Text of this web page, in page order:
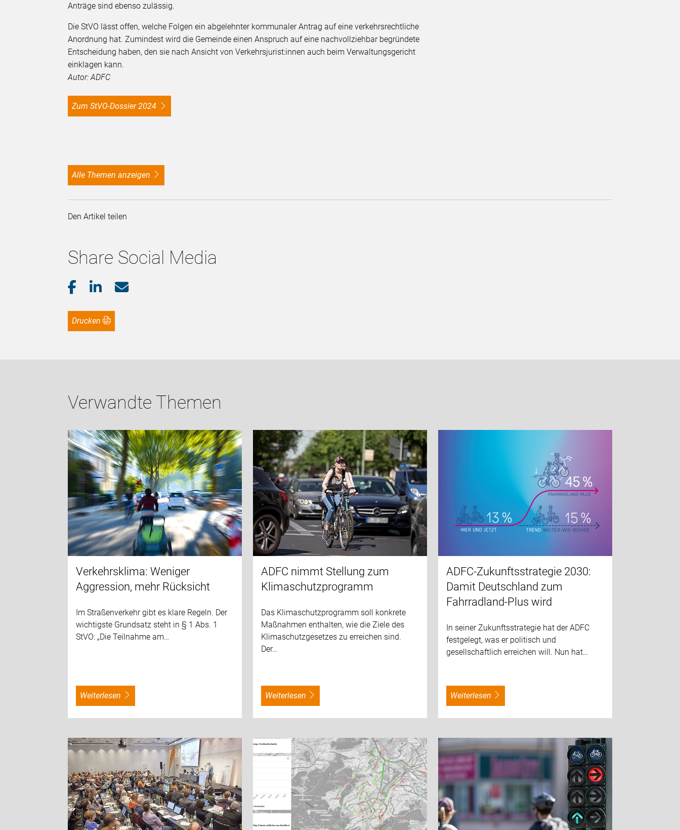
Anträge sind ebenso zulässig.
Die StVO lässt offen, welche Folgen ein abgelehnter kommunaler Antrag auf eine verkehrsrechtliche
Anordnung hat. Zumindest wird die Gemeinde einen Anspruch auf eine nachvollziehbar begründete
Entscheidung haben, den sie nach Ansicht von Verkehrsjurist:innen auch beim Verwaltungsgericht
einklagen kann.
Autor: ADFC
Zum StVO-Dossier 2024
alle Themen anzeigen
Den Artikel teilen
Share Social Media
Drucken
Verwandte Themen
Verkehrsklima: Weniger
Aggression, mehr Rücksicht
Im Straßenverkehr gibt es klare Regeln. Der
wichtigste Grundsatz steht in § 1 Abs. 1
StVO: „Die Teilnahme am…
weiterlesen
ADFC nimmt Stellung zum
Klimaschutzprogramm
Das Klimaschutzprogramm soll konkrete
Maßnahmen enthalten, wie die Ziele des
Klimaschutzgesetzes zu erreichen sind.
Der…
weiterlesen
ADFC-Zukunftsstrategie 2030:
Damit Deutschland zum
Fahrradland-Plus wird
In seiner Zukunftsstrategie hat der ADFC
festgelegt, was er politisch und
gesellschaftlich erreichen will. Nun hat…
weiterlesen